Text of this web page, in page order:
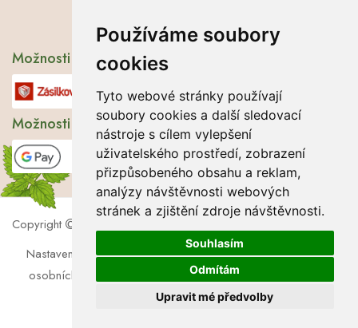
Používáme soubory
cookies
Tyto webové stránky používají
soubory cookies a další sledovací
nástroje s cílem vylepšení
uživatelského prostředí, zobrazení
přizpůsobeného obsahu a reklam,
analýzy návštěvnosti webových
stránek a zjištění zdroje návštěvnosti.
Souhlasím
Odmítám
Upravit mé předvolby
údajů
Možnosti dopravy
Možnosti platby
Copyright
2026 Lbros s.r.o.
Nastavení cookies|Soubory cookies|Zásady zpracování
osobních údajů
Souhlas se zpracováním osobních údajů